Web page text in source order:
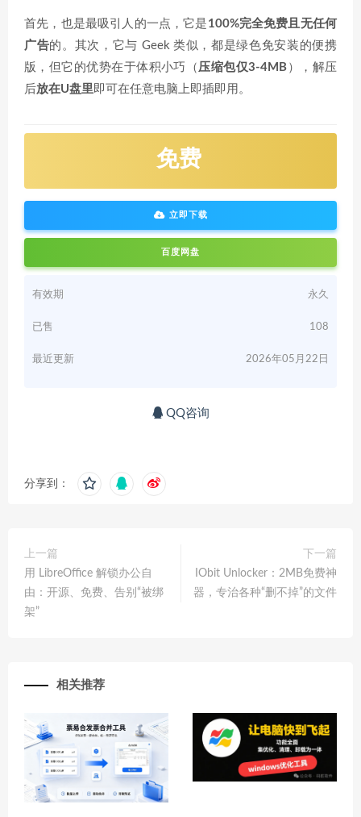
首先，也是最吸引人的一点，它是 100%完全免费且无任何
广告的 。其次，它与 Geek 类似，都是绿色免安装的便携
版，但它的优势在于体积小巧（ 压缩包仅3-4MB ），解压
后放在U盘里即可在任意电脑上即插即用。
免费
立即下载
百度网盘
有效期 永久
已售 108
最近更新 2026年05月22日
QQ咨询
分享到：
上一篇
用 LibreOffice 解锁办公自
由：开源、免费、告别“被绑
架”
下一篇
IObit Unlocker：2MB免费神
器，专治各种“删不掉”的文件
相关推荐